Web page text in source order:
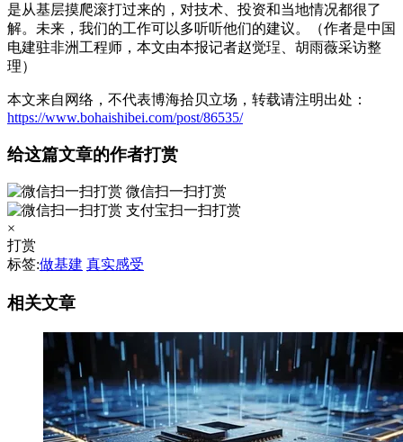
是从基层摸爬滚打过来的，对技术、投资和当地情况都很了
解。未来，我们的工作可以多听听他们的建议。（作者是中国
电建驻非洲工程师，本文由本报记者赵觉珵、胡雨薇采访整
理）
本文来自网络，不代表博海拾贝立场，转载请注明出处：
https://www.bohaishibei.com/post/86535/
给这篇文章的作者打赏
微信扫一扫打赏
支付宝扫一扫打赏
×
打赏
标签:做基建 真实感受
相关文章